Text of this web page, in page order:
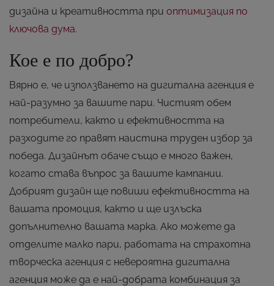
дизайна и креативността при оптимизация по
ключова дума.
Кое е по добро?
Вярно е, че използването на дигитална агенция е
най-разумно за вашите пари. Чистият обем
потребители, както и ефективността на
разходите го правят наистина труден избор за
победа. Дизайнът обаче също е много важен,
когато става въпрос за вашите кампании.
Добрият дизайн ще повиши ефективността на
вашата промоция, както и ще излъска
допълнително вашата марка. Ако можете да
отделите малко пари, работата на страхотна
творческа агенция с невероятна дигитална
агенция може да е най-добрата комбинация за